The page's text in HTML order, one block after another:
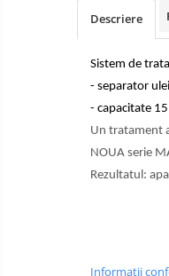
Descriere
Sistem de
- separator
- capacitate
Un tratament
NOUA serie
Rezultatul:
Informatii